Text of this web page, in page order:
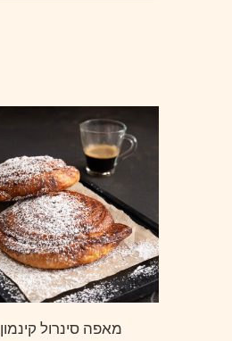
מאפה סינרול קינמון